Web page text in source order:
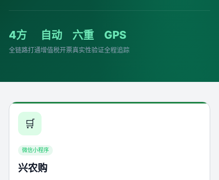
4方
全链路打通
自动
增值税开票
六重
真实性验证
GPS
全程追踪
🛒
微信小程序
兴农购